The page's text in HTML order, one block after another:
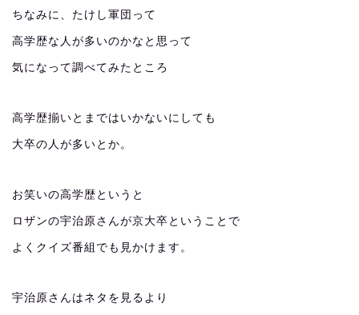
ちなみに、たけし軍団って
高学歴な人が多いのかなと思って
気になって調べてみたところ
高学歴揃いとまではいかないにしても
大卒の人が多いとか。
お笑いの高学歴というと
ロザンの宇治原さんが京大卒ということで
よくクイズ番組でも見かけます。
宇治原さんはネタを見るより